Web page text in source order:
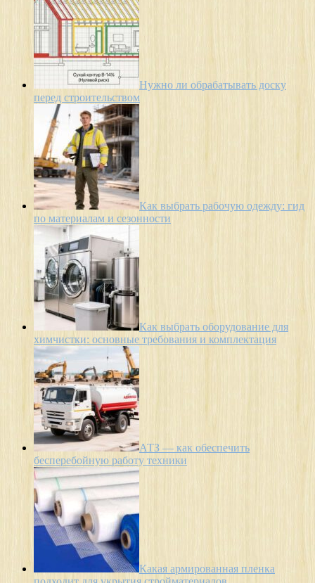
Нужно ли обрабатывать доску
перед строительством
Как выбрать рабочую одежду: гид
по материалам и сезонности
Как выбрать оборудование для
химчистки: основные требования и комплектация
АТЗ — как обеспечить
бесперебойную работу техники
Какая армированная пленка